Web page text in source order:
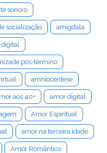
sonoro
socialização amígdala
digital
pós-término
amniocentese
aos 40+ amor digital
Amor Espiritual
amor na terceira idade
Amor Romântico